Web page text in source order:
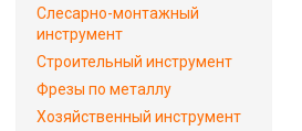
Слесарно-монтажный
инструмент
Строительный инструмент
Фрезы по металлу
Хозяйственный инструмент